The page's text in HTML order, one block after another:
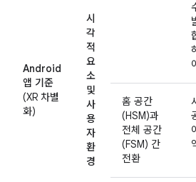
Android
앱 기준
(XR 차별
화)
시
각
적
요
소
및
사
용
자
환
경
홈 공간
(HSM)과
전체 공간
(FSM) 간
전환